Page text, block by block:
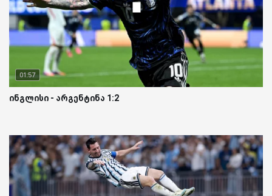
01:57
ინგლისი - არგენტინა 1:2